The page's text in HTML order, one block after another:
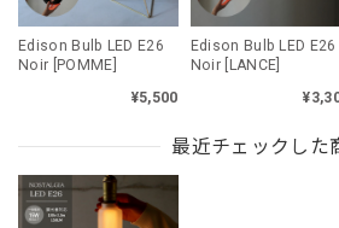
Edison Bulb LED E26
Noir [POMME]
¥5,500
Edison Bulb LED E26
Noir [LANCE]
最近チェックした